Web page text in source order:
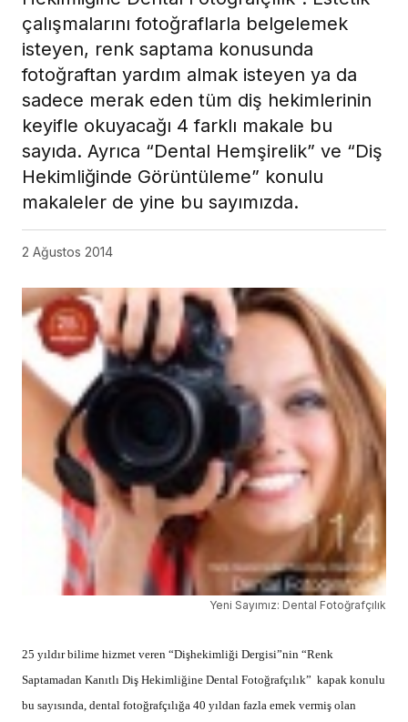
çalışmalarını fotoğraflarla belgelemek
isteyen, renk saptama konusunda
fotoğraftan yardım almak isteyen ya da
sadece merak eden tüm diş hekimlerinin
keyifle okuyacağı 4 farklı makale bu
sayıda. Ayrıca “Dental Hemşirelik” ve “Diş
Hekimliğinde Görüntüleme” konulu
makaleler de yine bu sayımızda.
2 Ağustos 2014
Yeni Sayımız: Dental Fotoğrafçılık
25 yıldır bilime hizmet veren “Dişhekimliği Dergisi”nin “Renk
Saptamadan Kanıtlı Diş Hekimliğine Dental Fotoğrafçılık” kapak konulu
bu sayısında, dental fotoğrafçılığa 40 yıldan fazla emek vermiş olan